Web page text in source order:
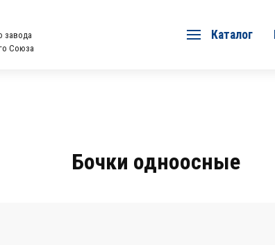
завода
Союза
Каталог
Бочки одноосные